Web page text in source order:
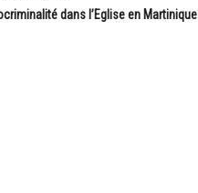
dans l’Eglise en Martinique